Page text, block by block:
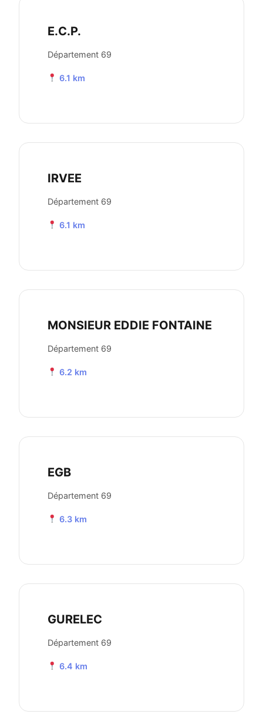
E.C.P.
Département 69
6.1 km
IRVEE
Département 69
6.1 km
MONSIEUR EDDIE FONTAINE
Département 69
6.2 km
EGB
Département 69
6.3 km
GURELEC
Département 69
6.4 km